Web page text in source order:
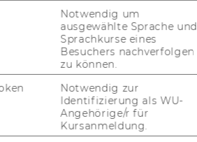
Notwendig um
ausgewählte Sprache und
Sprachkurse eines
Besuchers nachverfolgen
zu können.
Notwendig zur
Identifizierung als WU-
Angehörige/r für
Kursanmeldung.